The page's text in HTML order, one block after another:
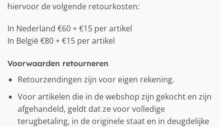
hiervoor de volgende retourkosten:
In Nederland €60 + €15 per artikel
In België €80 + €15 per artikel
Voorwaarden retourneren
Retourzendingen zijn voor eigen rekening.
Voor artikelen die in de webshop zijn gekocht en zijn
afgehandeld, geldt dat ze voor volledige
terugbetaling, in de originele staat en in deugdelijke